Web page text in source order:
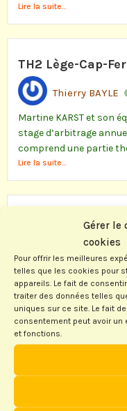
Gérer le
cookies
Pour offrir les meilleures
telles que les cookies pour
appareils. Le fait de
traiter des données telles
uniques sur ce site. Le fait
consentement peut avoir
et fonctions.
Lire la suite...
TH2 Lège-Cap-
Thierry BAYLE
Martine KARST et son
stage d’arbitrage
comprend une partie
Lire la suite...
Finale Nationale
Françoise DUGA
Samedi 16 juin a eu lieu
Écoles et Collèges. Elle
Paris...
Lire la suite...
Un tournoi qui